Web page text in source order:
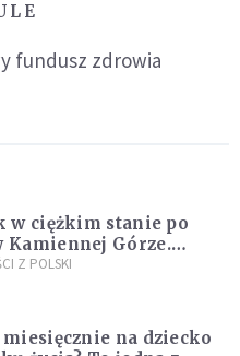
fundusz zdrowia
w ciężkim stanie po
Kamiennej Górze.
dwóch
Z POLSKI
miesięcznie na dziecko